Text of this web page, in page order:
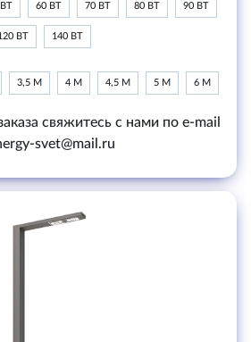
ВТ 60 ВТ 70 ВТ 80 ВТ 90 ВТ
ВТ 140 ВТ
3,5 М 4 М 4,5 М 5 М 6 М
свяжитесь с нами по e-mail
svet@mail.ru